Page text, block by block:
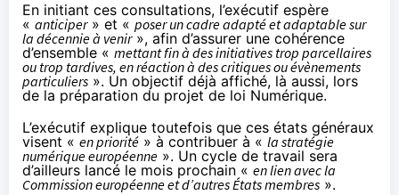
En initiant ces consultations, l’exécutif espère
« anticiper» et « poser un cadre adapté et adaptable sur
la décennie à venir», afin d’assurer une cohérence
d’ensemble « mettant fin à des initiatives trop parcellaires
ou trop tardives, en réaction à des critiques ou évènements
particuliers ». Un objectif déjà affiché, là aussi, lors
de la préparation du projet de loi Numérique.
L’exécutif explique toutefois que ces états généraux
visent « en priorité » à contribuer à « la stratégie
numérique européenne ». Un cycle de travail sera
d’ailleurs lancé le mois prochain « en lien avec la
Commission européenne et d’autres États membres ».